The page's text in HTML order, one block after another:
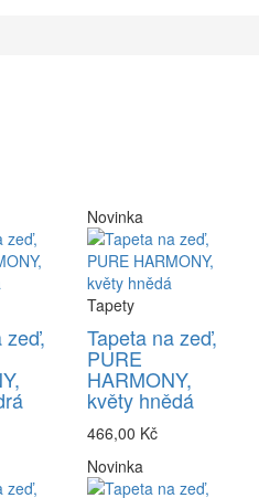
zeď,
Novinka
Tapety
Tapeta na zeď,
PURE
HARMONY,
květy hnědá
466,00 Kč
Novinka